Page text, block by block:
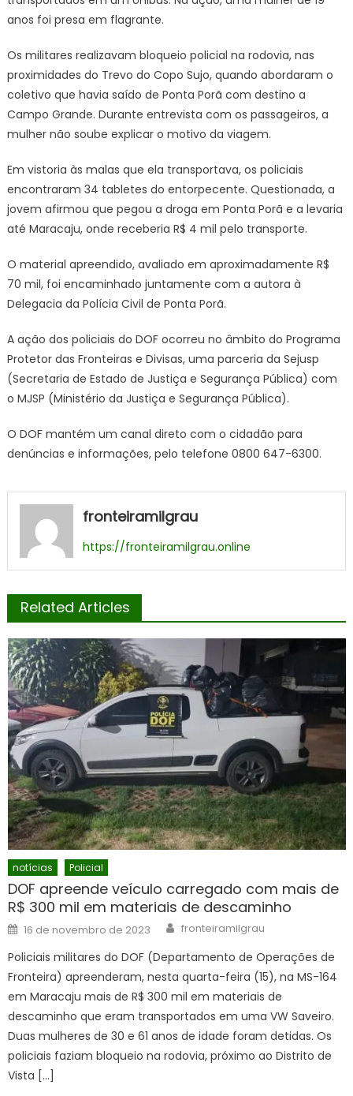
entregue
Maracaju
anos foi presa em flagrante.
Os militares realizavam bloqueio policial na rodovia, nas
proximidades do Trevo do Copo Sujo, quando abordaram o
coletivo que havia saído de Ponta Porã com destino a
Campo Grande. Durante entrevista com os passageiros, a
mulher não soube explicar o motivo da viagem.
Em vistoria às malas que ela transportava, os policiais
encontraram 34 tabletes do entorpecente. Questionada, a
jovem afirmou que pegou a droga em Ponta Porã e a levaria
até Maracaju, onde receberia R$ 4 mil pelo transporte.
O material apreendido, avaliado em aproximadamente R$
70 mil, foi encaminhado juntamente com a autora à
Delegacia da Polícia Civil de Ponta Porã.
A ação dos policiais do DOF ocorreu no âmbito do Programa
Protetor das Fronteiras e Divisas, uma parceria da Sejusp
(Secretaria de Estado de Justiça e Segurança Pública) com
o MJSP (Ministério da Justiça e Segurança Pública).
O DOF mantém um canal direto com o cidadão para
denúncias e informações, pelo telefone 0800 647-6300.
fronteiramilgrau
https://fronteiramilgrau.online
Related Articles
notícias Policial
DOF apreende veículo carregado com mais de
R$ 300 mil em materiais de descaminho
Posted
on
16 de novembro de 2023 Author
fronteiramilgrau
Policiais militares do DOF (Departamento de Operações de
Fronteira) apreenderam, nesta quarta-feira (15), na MS-164
em Maracaju mais de R$ 300 mil em materiais de
descaminho que eram transportados em uma VW Saveiro.
Duas mulheres de 30 e 61 anos de idade foram detidas. Os
policiais faziam bloqueio na rodovia, próximo ao Distrito de
Vista […]